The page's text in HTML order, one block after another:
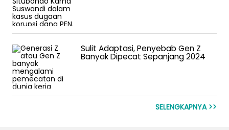
Sulit Adaptasi, Penyebab Gen Z
Banyak Dipecat Sepanjang 2024
SELENGKAPNYA >>